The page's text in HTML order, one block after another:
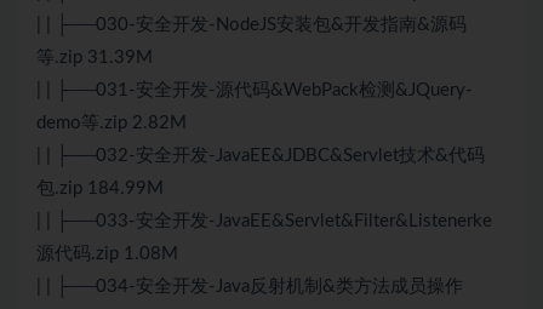
| | ├──030-安全开发-NodeJS安装包&开发指南&源码
等.zip 31.39M
| | ├──031-安全开发-源代码&WebPack检测&JQuery-
demo等.zip 2.82M
| | ├──032-安全开发-JavaEE&JDBC&Servlet技术&代码
包.zip 184.99M
| | ├──033-安全开发-JavaEE&Servlet&Filter&Listenerke
源代码.zip 1.08M
| | ├──034-安全开发-Java反射机制&类方法成员操作